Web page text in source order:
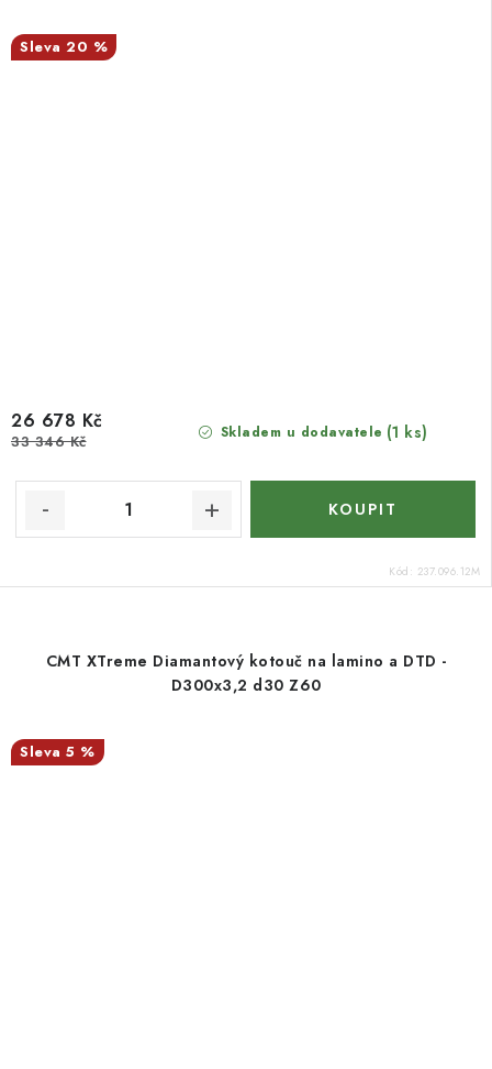
20 %
Skladem u dodavatele (1 ks)
26 678 Kč
33 346 Kč
Kód: 237.096.12M
CMT XTreme Diamantový kotouč na lamino a DTD -
D300x3,2 d30 Z60
5 %